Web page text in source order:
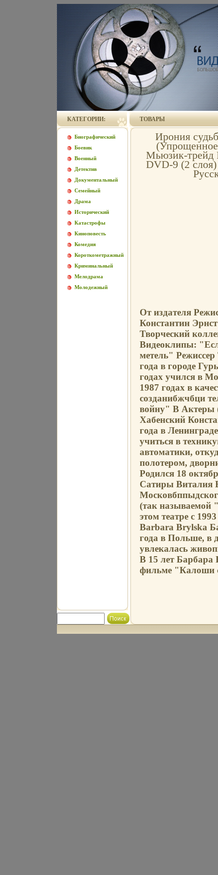
КАТЕГОРИИ:
Биографический
Боевик
Военный
Детектив
Документальный
Семейный
Драма
Исторический
Катастрофы
Киноповесть
Комедия
Короткометражный
Криминальный
Мелодрама
Молодежный
ТОВАРЫ
Ирония
Мьюзик-трейд
DVD-9 (2
От издателя
Константин
Творческий
Видеоклипы:
метель"
года в городе
годах учился в
1987 годах в
созданибжчбци
войну" В Актеры
Хабенский
года в
учиться в
автоматики,
полотером,
Родился 18
Сатиры Виталия
(так называемой
этом театре с
Barbara Brylska
года в Польше, в
увлекалась
В 15 лет Барбара
фильме "Калоши